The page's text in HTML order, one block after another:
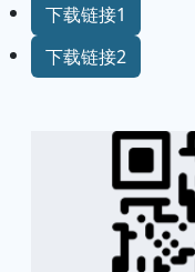
下载链接1
下载链接2